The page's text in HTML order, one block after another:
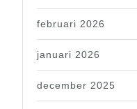
februari 2026
januari 2026
december 2025